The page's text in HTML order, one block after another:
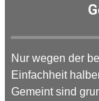
Nur wegen der
Einfachheit
Gemeint sind